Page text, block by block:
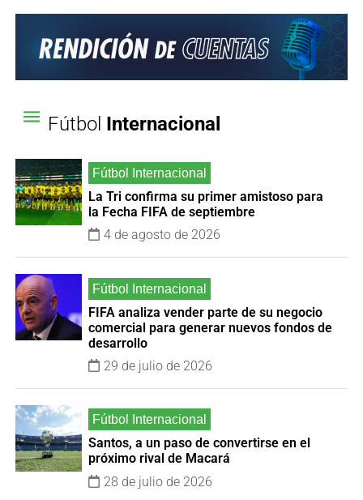
Fútbol Internacional
La Tri confirma su primer amistoso para
la Fecha FIFA de septiembre
4 de agosto de 2026
FIFA analiza vender parte de su negocio
comercial para generar nuevos fondos de
desarrollo
29 de julio de 2026
Santos, a un paso de convertirse en el
próximo rival de Macará
28 de julio de 2026